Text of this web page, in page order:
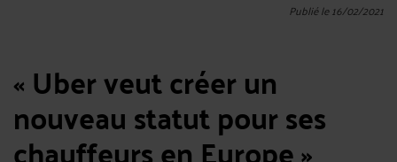
Publié le 16/02/2021
« Uber veut créer un
nouveau statut pour ses